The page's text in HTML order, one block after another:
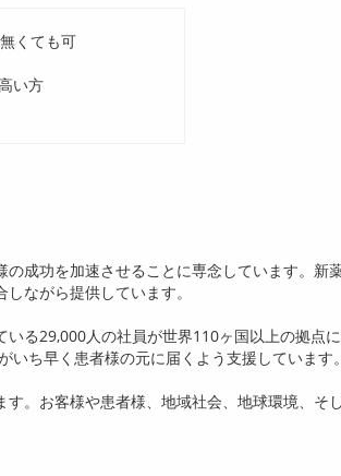
くても可
い方
成功を加速させることに専念しています。
ながら提供しています。
いる29,000人の社員が世界110ヶ国以上の拠点
いち早く患者様の元に届くよう支援しています
。お客様や患者様、地域社会、地球環境、